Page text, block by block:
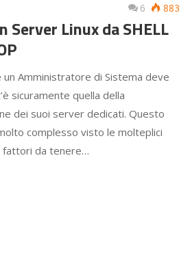
6 883
Server Linux da SHELL
Amministratore di Sistema deve
sicuramente quella della
dei suoi server dedicati. Questo
complesso visto le molteplici
fattori da tenere…